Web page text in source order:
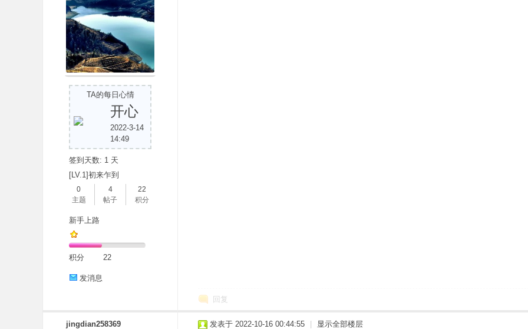
TA的每日心情
开心
2022-3-14
14:49
签到天数: 1 天
[LV.1]初来乍到
0
主题
4
帖子
22
积分
新手上路
积分 22
发消息
回复
jingdian258369 发表于 2022-10-16 00:44:55 显示全部楼层